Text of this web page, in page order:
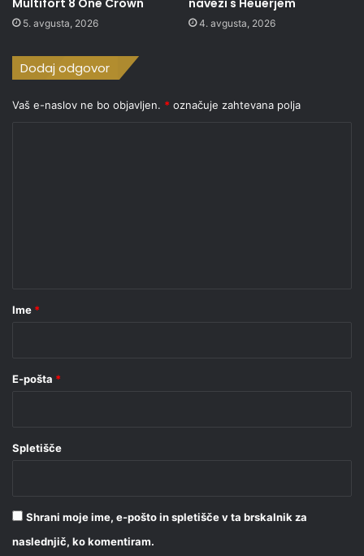
5. avgusta, 2026 4. avgusta, 2026
Dodaj odgovor
Vaš e-naslov ne bo objavljen. * označuje zahtevana polja
rIme *
E-pošta *
Spletišče
Shrani moje ime, e-pošto in spletišče v ta brskalnik za
naslednjič, ko komentiram.